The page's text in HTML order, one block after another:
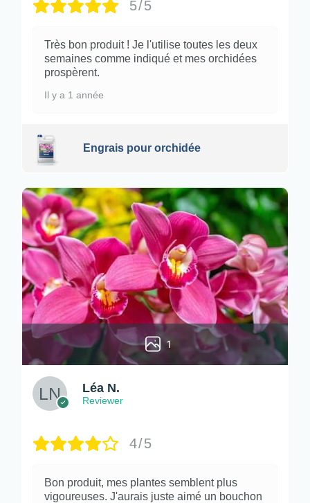
5/5
Très bon produit ! Je l'utilise toutes les deux
semaines comme indiqué et mes orchidées
prospèrent.
Il y a 1 année
Engrais pour orchidée
1
Léa N.
Reviewer
4/5
Bon produit, mes plantes semblent plus
vigoureuses. J'aurais juste aimé un bouchon